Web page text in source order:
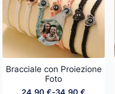
Bracciale con Proiezione
Foto